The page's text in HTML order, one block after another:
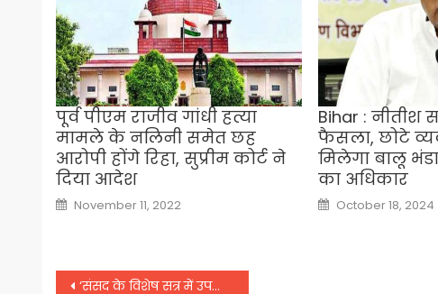
पूर्व पीएम राजीव गांधी हत्या
मामले के नलिनी समेत छह
आरोपी होंगे रिहा, सुप्रीम कोर्ट ने
दिया आदेश
Posted
on
November 11, 2022
Bihar : नीतीश
फैसला, छोटे
मिलेगा बालू
का अधिकार
Posted
on
October 18, 2024
‘संसद के विशेष सत्र में उपस्थित रहें सभी सांसद’, भाजपा ने जारी किया व्हिप